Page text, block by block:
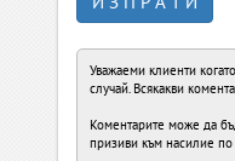
Уважаеми клиенти
случай. Всякакви
Коментарите може да
призиви към насилие